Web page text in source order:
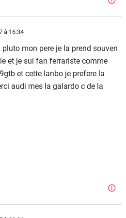
à 16:34
mon pere je la prend souven
et je sui fan ferrariste comme
et cette lanbo je prefere la
audi mes la galardo c de la